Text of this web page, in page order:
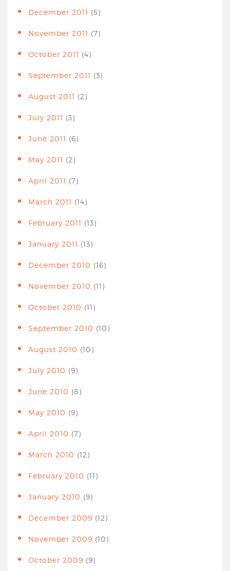
December 2011 (5)
November 2011 (7)
October 2011 (4)
September 2011 (3)
August 2011 (2)
July 2011 (3)
June 2011 (6)
May 2011 (2)
April 2011 (7)
March 2011 (14)
February 2011 (13)
January 2011 (13)
December 2010 (16)
November 2010 (11)
October 2010 (11)
September 2010 (10)
August 2010 (10)
July 2010 (9)
June 2010 (8)
May 2010 (9)
April 2010 (7)
March 2010 (12)
February 2010 (11)
January 2010 (9)
December 2009 (12)
November 2009 (10)
October 2009 (9)